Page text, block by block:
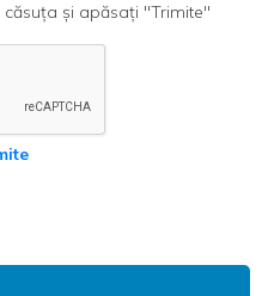
și apăsați "Trimite"